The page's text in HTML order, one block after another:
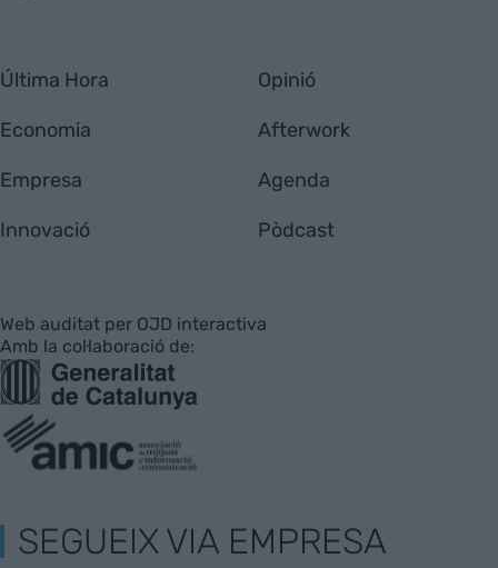
Última Hora
Economia
Empresa
Innovació
Opinió
Afterwork
Agenda
Pòdcast
Web auditat per OJD interactiva
Amb la col·laboració de:
SEGUEIX VIA EMPRESA